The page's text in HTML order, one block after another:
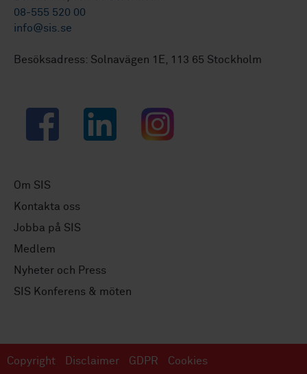
08-555 520 00
info@sis.se
Besöksadress: Solnavägen 1E, 113 65 Stockholm
Facebook LinkedIn Instagram
Om SIS
Kontakta oss
Jobba på SIS
Medlem
Nyheter och Press
SIS Konferens & möten
Copyright Disclaimer GDPR Cookies